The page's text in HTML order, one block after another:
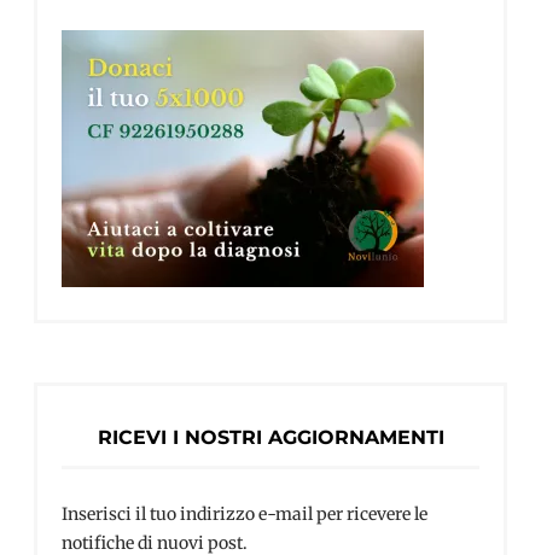
RICEVI I NOSTRI AGGIORNAMENTI
Inserisci il tuo indirizzo e-mail per ricevere le
notifiche di nuovi post.